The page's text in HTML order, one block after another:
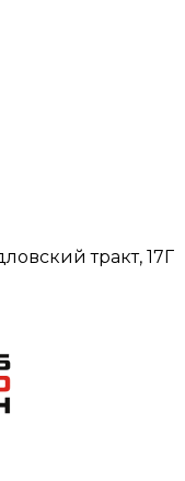
тракт, 17Г